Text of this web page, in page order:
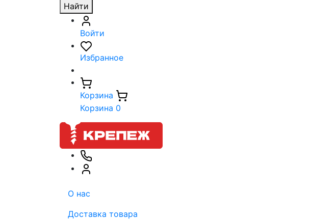
Найти
Войти
Избранное
Корзина
Корзина 0
О нас
Доставка товара